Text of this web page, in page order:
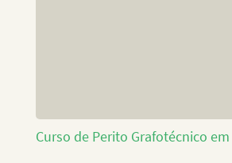
Curso de Perito Grafotécnico